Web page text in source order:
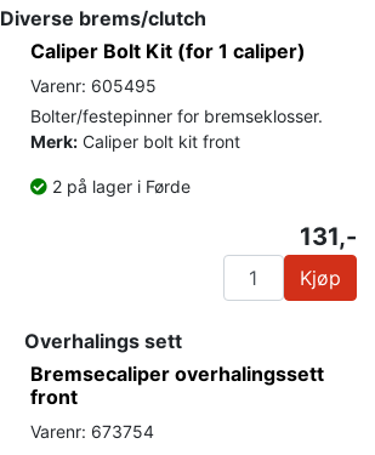
Diverse brems/clutch
Caliper Bolt Kit (for 1 caliper)
Varenr: 605495
Bolter/festepinner for bremseklosser.
Merk: Caliper bolt kit front
2 på lager i Førde
131,-
Kjøp
Overhalings sett
Bremsecaliper overhalingssett
front
Varenr: 673754